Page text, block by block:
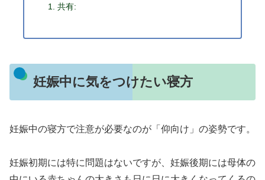
共有:
妊娠中に気をつけたい寝方
妊娠中の寝方で注意が必要なのが「仰向け」の姿勢です。
妊娠初期には特に問題はないですが、妊娠後期には母体の